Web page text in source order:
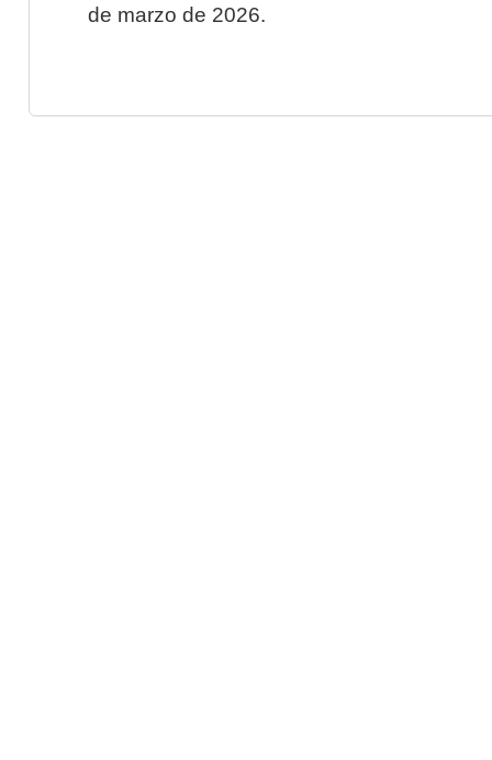
de marzo de 2026.